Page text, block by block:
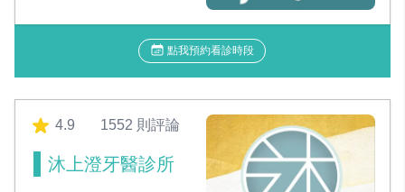
點我預約看診時段
4.9 1552 則評論
沐上澄牙醫診所